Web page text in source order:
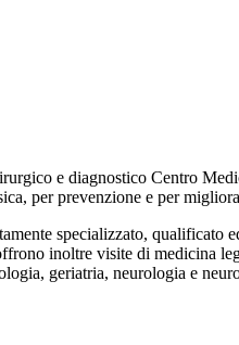
e diagnostico Centro
per prevenzione e per
specializzato, qualificato
inoltre visite di medicina
geriatria, neurologia e